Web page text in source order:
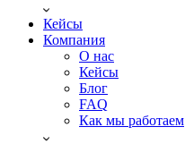
Кейсы
Компания
О нас
Кейсы
Блог
FAQ
Как мы работаем